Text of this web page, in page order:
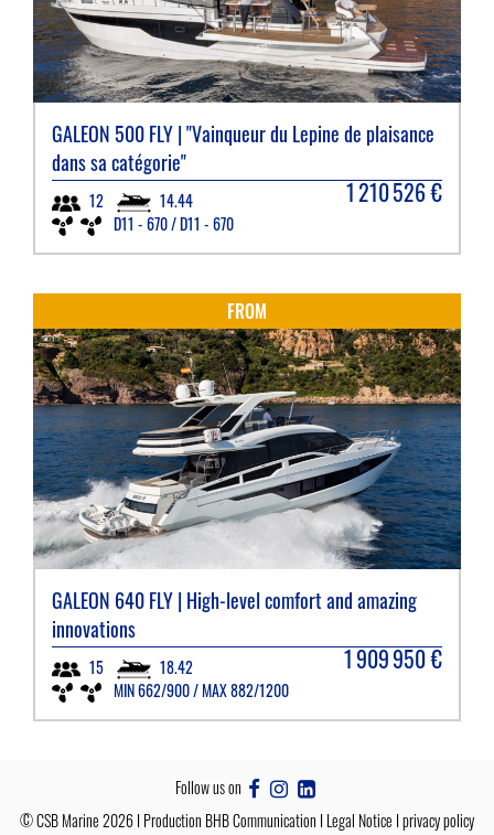
GALEON500 FLY | "Vainqueur du Lepine de plaisance
dans sa catégorie"
1 210 526€
12
14.44
D11 - 670 / D11 - 670
FROM
GALEON 640 FLY | High-level comfort and amazing
innovations
1 909 950€
15
18.42
MIN 662/900 / MAX 882/1200
Follow us on
©CSB Marine2026 I Production BHB Communication ILegal Notice Iprivacy policy